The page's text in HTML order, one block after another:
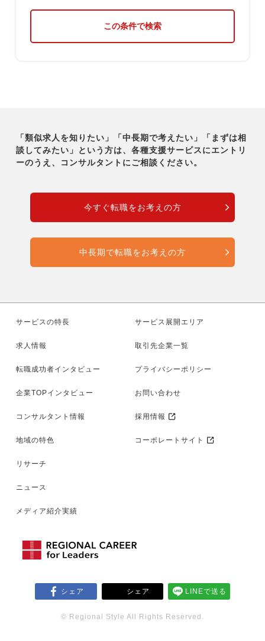
この条件で検索
「類似求人を知りたい」「中長期で考えたい」「まずは相
談してみたい」という方は、各種支援サービスにエントリ
ーのうえ、コンサルタントにご相談ください。
今すぐ転職をお考えの方
中長期で転職をお考えの方
サービスの特長
求人情報
転職成功者インタビュー
企業TOPインタビュー
コンサルタント情報
地域の特色
リサーチ
ニュース
メディア紹介実績
サービス展開エリア
取引先企業一覧
プライバシーポリシー
お問い合わせ
採用情報
コーポレートサイト
シェア シェア LINEで送る
© Regional Style All Rights Reserved.